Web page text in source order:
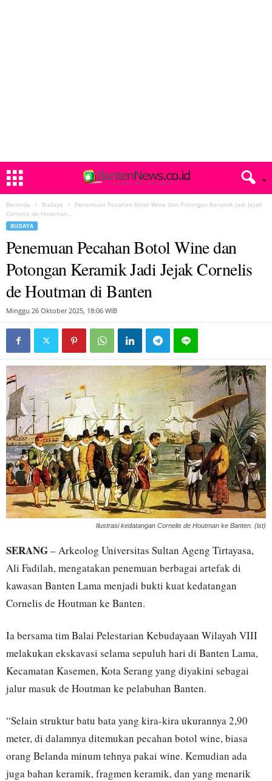
Beranda Budaya
Penemuan Pecahan Botol Wine dan Potongan Keramik Jadi Jejak
Cornelis de Houtman...
BUDAYA
Penemuan Pecahan Botol Wine dan
Potongan Keramik Jadi Jejak Cornelis
de Houtman di Banten
Minggu 26 Oktober 2025, 18:06 WIB
Ilustrasi kedatangan Cornelis de Houtman ke Banten. (ist)
SERANG– Arkeolog Universitas Sultan Ageng Tirtayasa,
Ali Fadilah, mengatakan penemuan berbagai artefak di
kawasan Banten Lama menjadi bukti kuat kedatangan
Cornelis de Houtman ke Banten.
Ia bersama tim Balai Pelestarian Kebudayaan Wilayah VIII
melakukan ekskavasi selama sepuluh hari di Banten Lama,
Kecamatan Kasemen, Kota Serang yang diyakini sebagai
jalur masuk de Houtman ke pelabuhan Banten.
“Selain struktur batu bata yang kira-kira ukurannya 2,90
meter, di dalamnya ditemukan pecahan botol wine, biasa
orang Belanda minum tehnya pakai wine. Kemudian ada
juga bahan keramik, fragmen keramik, dan yang menarik